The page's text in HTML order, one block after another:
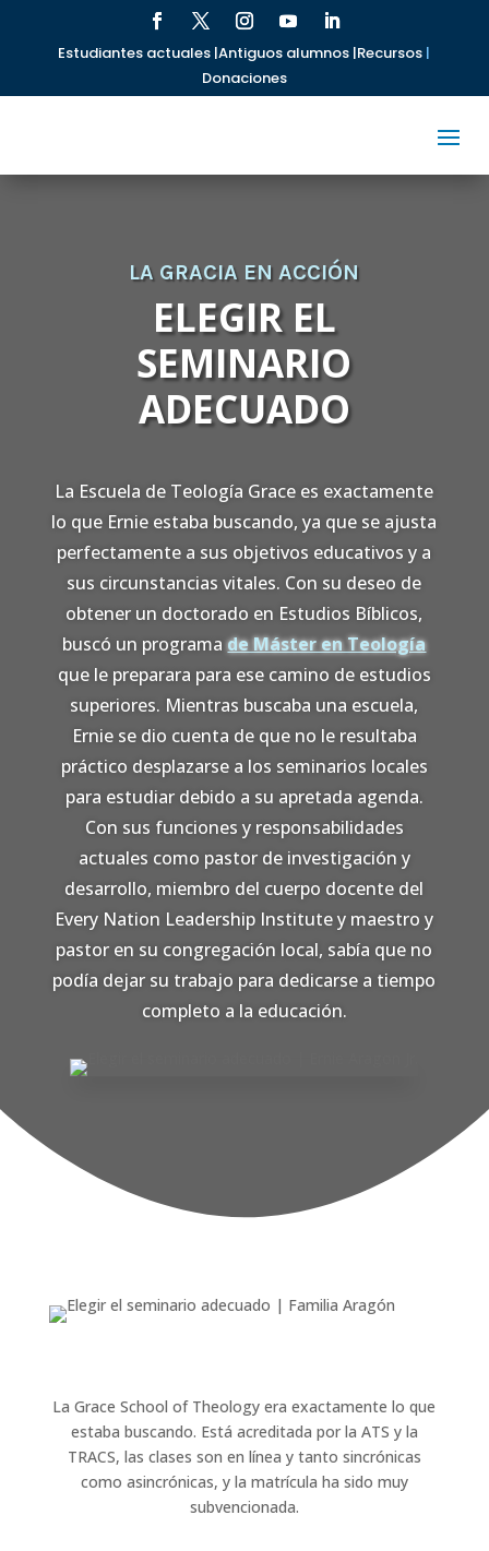
Estudiantes actuales |Antiguos alumnos |Recursos |
Donaciones
LA GRACIA EN ACCIÓN
ELEGIR EL
SEMINARIO
ADECUADO
La Escuela de Teología Grace es exactamente
lo que Ernie estaba buscando, ya que se ajusta
perfectamente a sus objetivos educativos y a
sus circunstancias vitales. Con su deseo de
obtener un doctorado en Estudios Bíblicos,
buscó un programade Máster en Teología
que le preparara para ese camino de estudios
superiores. Mientras buscaba una escuela,
Ernie se dio cuenta de que no le resultaba
práctico desplazarse a los seminarios locales
para estudiar debido a su apretada agenda.
Con sus funciones y responsabilidades
actuales como pastor de investigación y
desarrollo, miembro del cuerpo docente del
Every Nation Leadership Institute y maestro y
pastor en su congregación local, sabía que no
podía dejar su trabajo para dedicarse a tiempo
completo a la educación.
La Grace School of Theology era exactamente lo que
estaba buscando. Está acreditada por la ATS y la
TRACS, las clases son en línea y tanto sincrónicas
como asincrónicas, y la matrícula ha sido muy
subvencionada.